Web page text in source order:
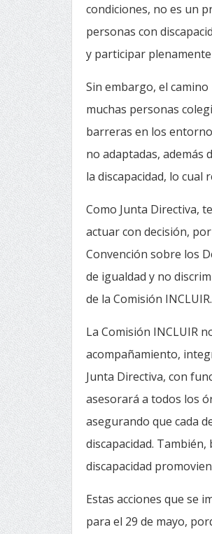
condiciones, no es un
personas con
y participar plenamente
Sin embargo, el
muchas personas
barreras en los
no adaptadas, además
la discapacidad, lo
Como Junta Directiva,
actuar con decisión,
Convención sobre los
de igualdad y no
de la Comisión INCLUIR.
La Comisión INCLUIR
acompañamiento,
Junta Directiva, con
asesorará a todos los
asegurando que cada
discapacidad.
discapacidad
Estas acciones que se
para el 29 de mayo,